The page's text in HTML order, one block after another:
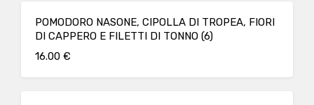
POMODORO NASONE, CIPOLLA DI TROPEA, FIORI
DI CAPPERO E FILETTI DI TONNO (6)
16.00 €